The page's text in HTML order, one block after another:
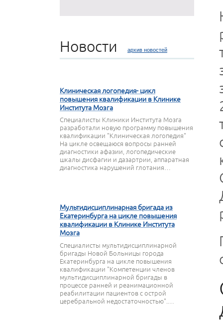
Новости архив новостей
Клиническая логопедия- цикл
повышения квалификации в Клинике
Института Мозга
Специалисты Клиники Института Мозга
разработали новую программу повышения
квалификации "Клиническая логопедия"
На цикле освещаюся вопросы ранней
диагностики афазии, логопедические
шкалы дисфагии и дазартрии, аппаратная
диагностика нарушений глотания…
Мультидисциплинарная бригада из
Екатеринбурга на цикле повышения
квалификации в Клинике Института
Мозга
Специалисты мультидисциплинарной
бригады Новой Больницы города
Екатеринбурга на цикле повышения
квалификации "Компетенции членов
мультидисциплинарной бригады в
процессе ранней и реанимационной
реабилитации пациентов с острой
церебральной недостаточностью".…